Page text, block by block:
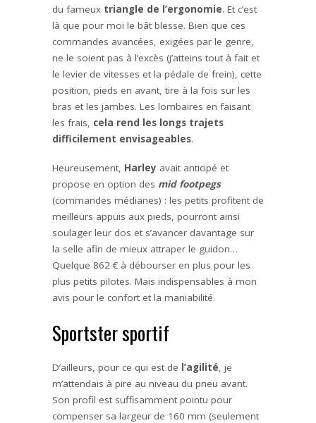
du fameux triangle de l’ergonomie. Et c’est
là que pour moi le bât blesse. Bien que ces
commandes avancées, exigées par le genre,
ne le soient pas à l’excès (j’atteins tout à fait et
le levier de vitesses et la pédale de frein), cette
position, pieds en avant, tire à la fois sur les
bras et les jambes. Les lombaires en faisant
les frais, cela rend les longs trajets
difficilement envisageables.
Heureusement, Harley avait anticipé et
propose en option des mid footpegs
(commandes médianes) : les petits profitent de
meilleurs appuis aux pieds, pourront ainsi
soulager leur dos et s’avancer davantage sur
la selle afin de mieux attraper le guidon…
Quelque 862 € à débourser en plus pour les
plus petits pilotes. Mais indispensables à mon
avis pour le confort et la maniabilité.
Sportster sportif
D’ailleurs, pour ce qui est de l’agilité, je
m’attendais à pire au niveau du pneu avant.
Son profil est suffisamment pointu pour
compenser sa largeur de 160 mm (seulement